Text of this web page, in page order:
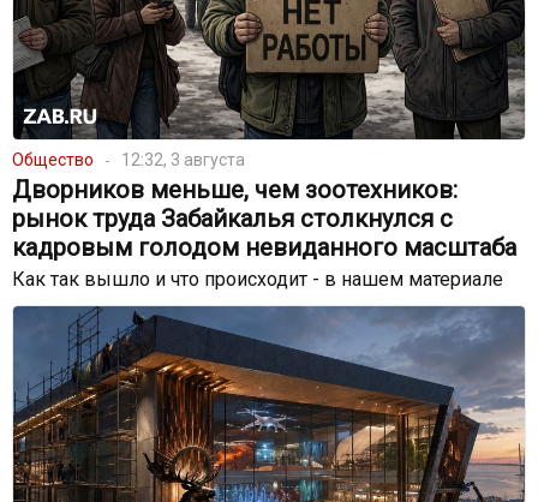
Общество 12:32, 3 августа
Дворников меньше, чем зоотехников:
рынок труда Забайкалья столкнулся с
кадровым голодом невиданного масштаба
Как так вышло и что происходит - в нашем материале